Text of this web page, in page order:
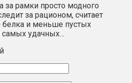
рамки просто модного
за рационом, считает
белка и меньше пустых
самых удачных…